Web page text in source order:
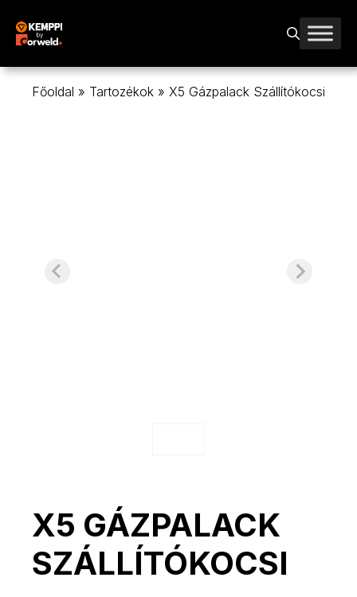
tartalomba
Főoldal » Tartozékok » X5 Gázpalack Szállítókocsi
X5 GÁZPALACK
SZÁLLÍTÓKOCSI